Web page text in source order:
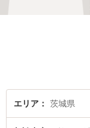
エリア 茨城県